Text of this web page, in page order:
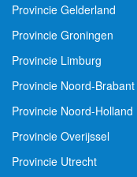
Provincie Gelderland
Provincie Groningen
Provincie Limburg
Provincie Noord-Brabant
Provincie Noord-Holland
Provincie Overijssel
Provincie Utrecht